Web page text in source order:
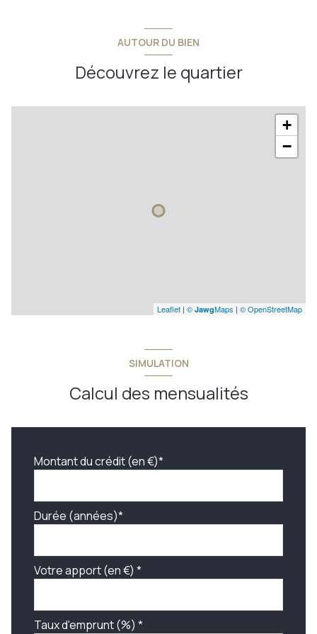
AUTOUR DU BIEN
Découvrez le quartier
+
−
Leaflet | © JawgMaps | © OpenStreetMap
SIMULATION
Calcul des mensualités
Montant du crédit (en €)*
Durée (années)*
Votre apport (en €) *
Taux d'emprunt (%) *